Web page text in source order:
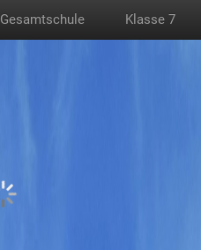
Gesamtschule Klasse 7